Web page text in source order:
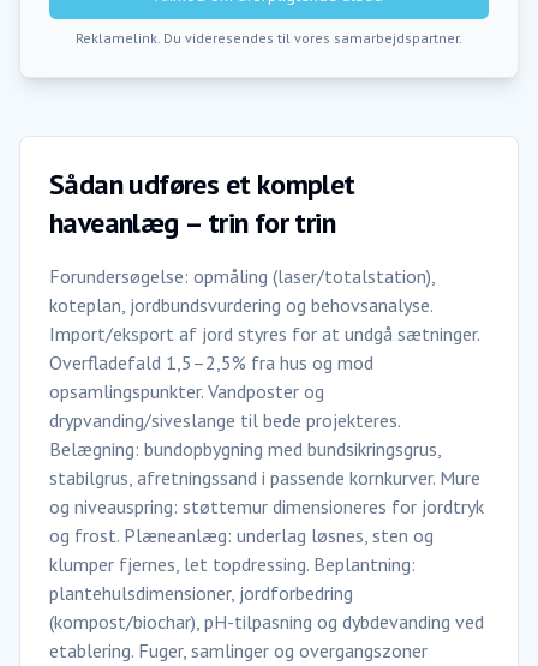
Reklamelink. Du videresendes til vores samarbejdspartner.
Sådan udføres et komplet
haveanlæg – trin for trin
Forundersøgelse: opmåling (laser/totalstation),
koteplan, jordbundsvurdering og behovsanalyse.
Import/eksport af jord styres for at undgå sætninger.
Overfladefald 1,5–2,5% fra hus og mod
opsamlingspunkter. Vandposter og
drypvanding/siveslange til bede projekteres.
Belægning: bundopbygning med bundsikringsgrus,
stabilgrus, afretningssand i passende kornkurver. Mure
og niveauspring: støttemur dimensioneres for jordtryk
og frost. Plæneanlæg: underlag løsnes, sten og
klumper fjernes, let topdressing. Beplantning:
plantehulsdimensioner, jordforbedring
(kompost/biochar), pH-tilpasning og dybdevanding ved
etablering. Fuger, samlinger og overgangszoner